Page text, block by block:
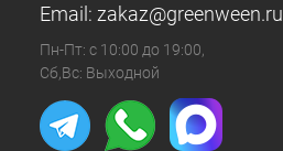
Email: zakaz@greenween.ru
Пн-Пт: с 10:00 до 19:00,
Сб,Вс: Выходной